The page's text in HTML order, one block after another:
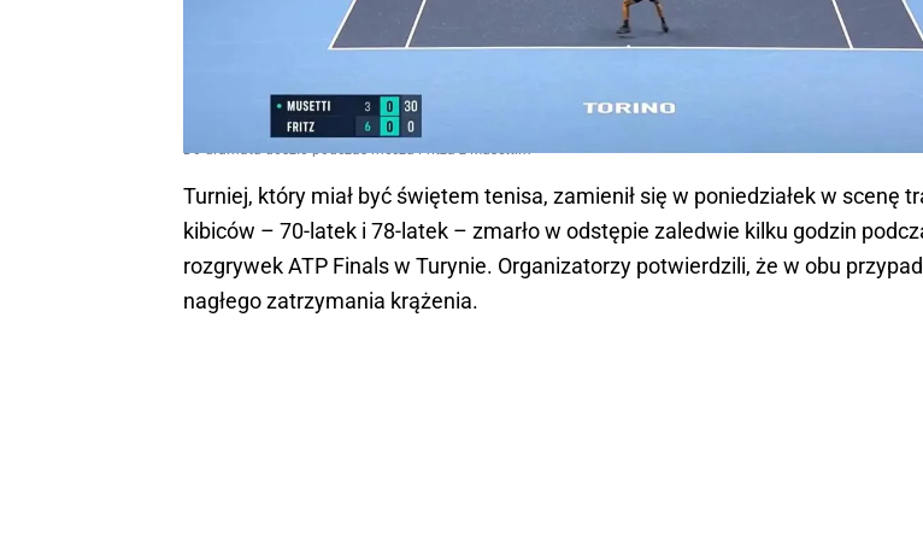
Do dramatu doszło podczas meczu Fritza z Musettim
Turniej, który miał być świętem tenisa, zamienił się w poniedziałek w scenę
kibiców – 70-latek i 78-latek – zmarło w odstępie zaledwie kilku godzin
rozgrywek ATP Finals w Turynie. Organizatorzy potwierdzili, że w obu
nagłego zatrzymania krążenia.